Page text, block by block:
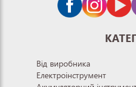
Від виробника
Електроінструмент